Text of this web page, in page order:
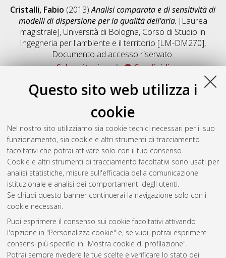
Questo sito web utilizza i
cookie
Nel nostro sito utilizziamo sia cookie tecnici necessari per il suo
funzionamento, sia cookie e altri strumenti di tracciamento
facoltativi che potrai attivare solo con il tuo consenso.
Cookie e altri strumenti di tracciamento facoltativi sono usati per
analisi statistiche, misure sull'efficacia della comunicazione
istituzionale e analisi dei comportamenti degli utenti.
Se chiudi questo banner continuerai la navigazione solo con i
cookie necessari.
Puoi esprimere il consenso sui cookie facoltativi attivando
l'opzione in "Personalizza cookie" e, se vuoi, potrai esprimere
consensi più specifici in "Mostra cookie di profilazione".
Potrai sempre rivedere le tue scelte e verificare lo stato dei
Cristalli, Fabio (2013)Analisi comparata e di sensitività di
modelli di dispersione per la qualità dell'aria. [Laurea
magistrale], Università di Bologna, Corso di Studio in
Ingegneria per l'ambiente e il territorio [LM-DM270],
Documento ad accesso riservato.
Salva citazione
Condividi
Documenti full-text disponibili:
Documento PDF
Full-text non accessibile
Download (676kB)|Contatta l'autore
Altri metadati
Gestione del documento:
Atom
Rss 1.0